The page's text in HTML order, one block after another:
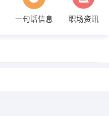
一句话信息 职场资讯